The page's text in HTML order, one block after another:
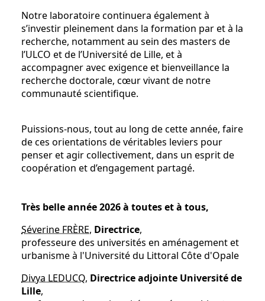
Notre laboratoire continuera également à
s’investir pleinement dans la formation par et à la
recherche, notamment au sein des masters de
l’ULCO et de l’Université de Lille, et à
accompagner avec exigence et bienveillance la
recherche doctorale, cœur vivant de notre
communauté scientifique.
Puissions-nous, tout au long de cette année, faire
de ces orientations de véritables leviers pour
penser et agir collectivement, dans un esprit de
coopération et d’engagement partagé.
Très belle année 2026 à toutes et à tous,
Séverine FRÈRE, Directrice,
professeure des universités en aménagement et
urbanisme à l'Université du Littoral Côte d'Opale
Divya LEDUCQ, Directrice adjointe Université de
Lille,